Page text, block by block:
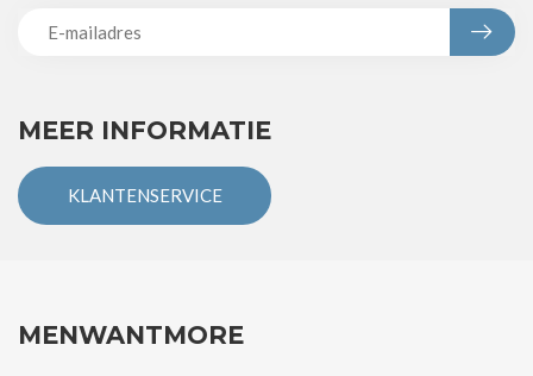
MEER INFORMATIE
KLANTENSERVICE
MENWANTMORE